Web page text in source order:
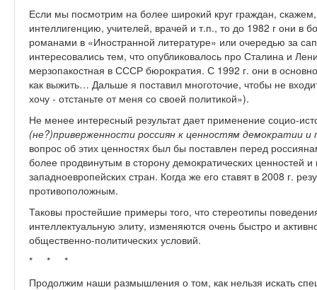
Если мы посмотрим на более широкий круг граждан,
интеллигенцию, учителей, врачей и т.п., то до 1982 г они в
романами в «Иностранной литературе» или очередью за
интересовались тем, что опубликовалось про Сталина и
мерзопакостная в СССР бюрократия. С 1992 г. они в
как выжить… Дальше я поставил многоточие, чтобы не
хочу - отстаньте от меня со своей политикой»).
Не менее интересный результат дает применение социо-
(не?)приверженности россиян к ценностям демократии и
вопрос об этих ценностях был бы поставлен перед
более продвинутым в сторону демократических ценностей
западноевропейских стран. Когда же его ставят в 2008 г.
противоположным.
Таковы простейшие примеры того, что стереотипы
интеллектуальную элиту, изменяются очень быстро и
общественно-политических условий.
* * *
Продолжим наши размышления о том, как нельзя искать